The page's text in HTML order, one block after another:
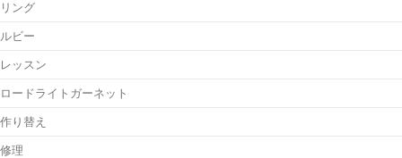
リング
ルビー
レッスン
ロードライトガーネット
作り替え
修理